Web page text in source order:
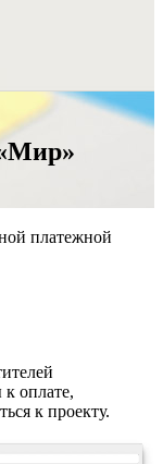
платежной
оплате,
к проекту.